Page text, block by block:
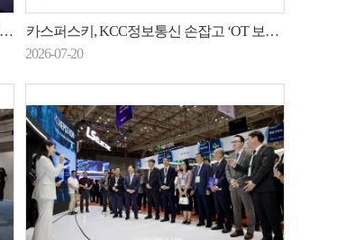
카스퍼스키, KCC정보통신 손잡고 ‘OT 보안’ 정조준
2026-07-20